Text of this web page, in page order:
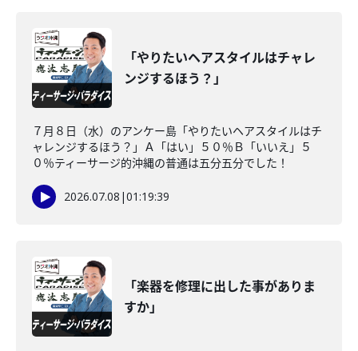
「やりたいヘアスタイルはチャレ
ンジするほう？」
７月８日（水）のアンケー島「やりたいヘアスタイルはチ
ャレンジするほう？」Ａ「はい」５０％Ｂ「いいえ」５
０％ティーサージ的沖縄の普通は五分五分でした！
2026.07.08 |01:19:39
「楽器を修理に出した事がありま
すか」